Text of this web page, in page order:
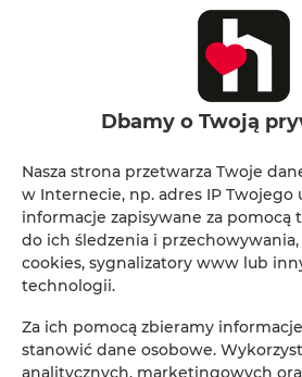
Hello World
Thank You
Dbamy o Twoją
Nasza strona przetwarza Twoje
w Internecie, np. adres IP Twojego
informacje zapisywane za pomocą
do ich śledzenia i
cookies, sygnalizatory www lub
technologii.
Za ich pomocą zbieramy
stanowić dane osobowe.